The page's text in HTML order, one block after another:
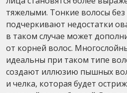
тяжелыми. Тонкие волосы
подчеркивают недостатки
в таком случае может
от корней волос.
идеальны при таком типе
создают иллюзию пышных
и челка, которая будет